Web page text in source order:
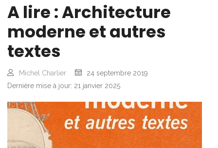
A lire : Architecture
moderne et autres
textes
Michel Charlier
24 septembre 2019
Dernière mise à jour: 21 janvier 2025